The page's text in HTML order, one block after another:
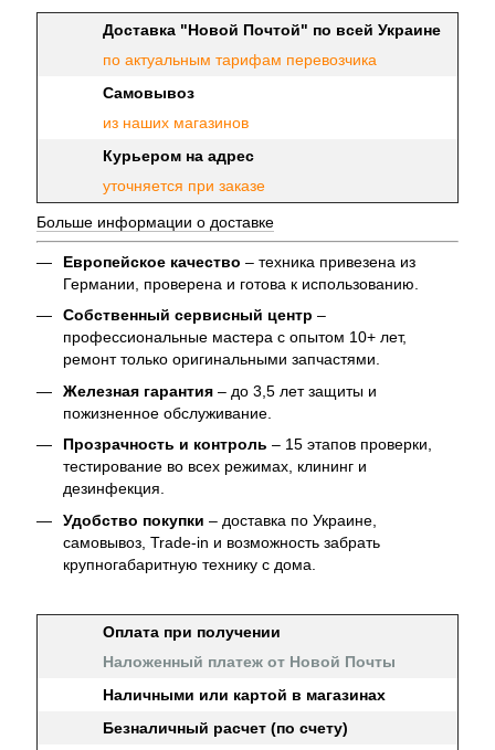
Доставка "Новой Почтой" по всей Украине
по актуальным тарифам перевозчика
Самовывоз
из наших магазинов
Курьером на адрес
уточняется при заказе
Больше информации о доставке
Европейское качество – техника привезена из
Германии, проверена и готова к использованию.
Собственный сервисный центр –
профессиональные мастера с опытом 10+ лет,
ремонт только оригинальными запчастями.
Железная гарантия – до 3,5 лет защиты и
пожизненное обслуживание.
Прозрачность и контроль – 15 этапов проверки,
тестирование во всех режимах, клининг и
дезинфекция.
Удобство покупки – доставка по Украине,
самовывоз, Trade-in и возможность забрать
крупногабаритную технику с дома.
Оплата при получении
Наложенный платеж от Новой Почты
Наличными или картой в магазинах
Безналичный расчет (по счету)